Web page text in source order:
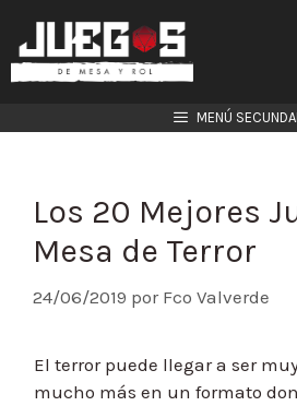
contenido
MENÚ
Los 20 Mejores
Mesa de Terror
24/06/2019 por Fco Valverde
El terror puede llegar a ser
mucho más en un formato